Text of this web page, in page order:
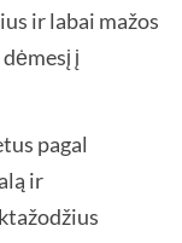
ir labai mažos
į
pagal
ir